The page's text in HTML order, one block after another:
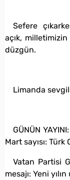
Sefere
açık,
düzgün.
Limanda
GÜNÜN
Mart sayısı: Türk
Vatan Partisi
mesajı: Yeni